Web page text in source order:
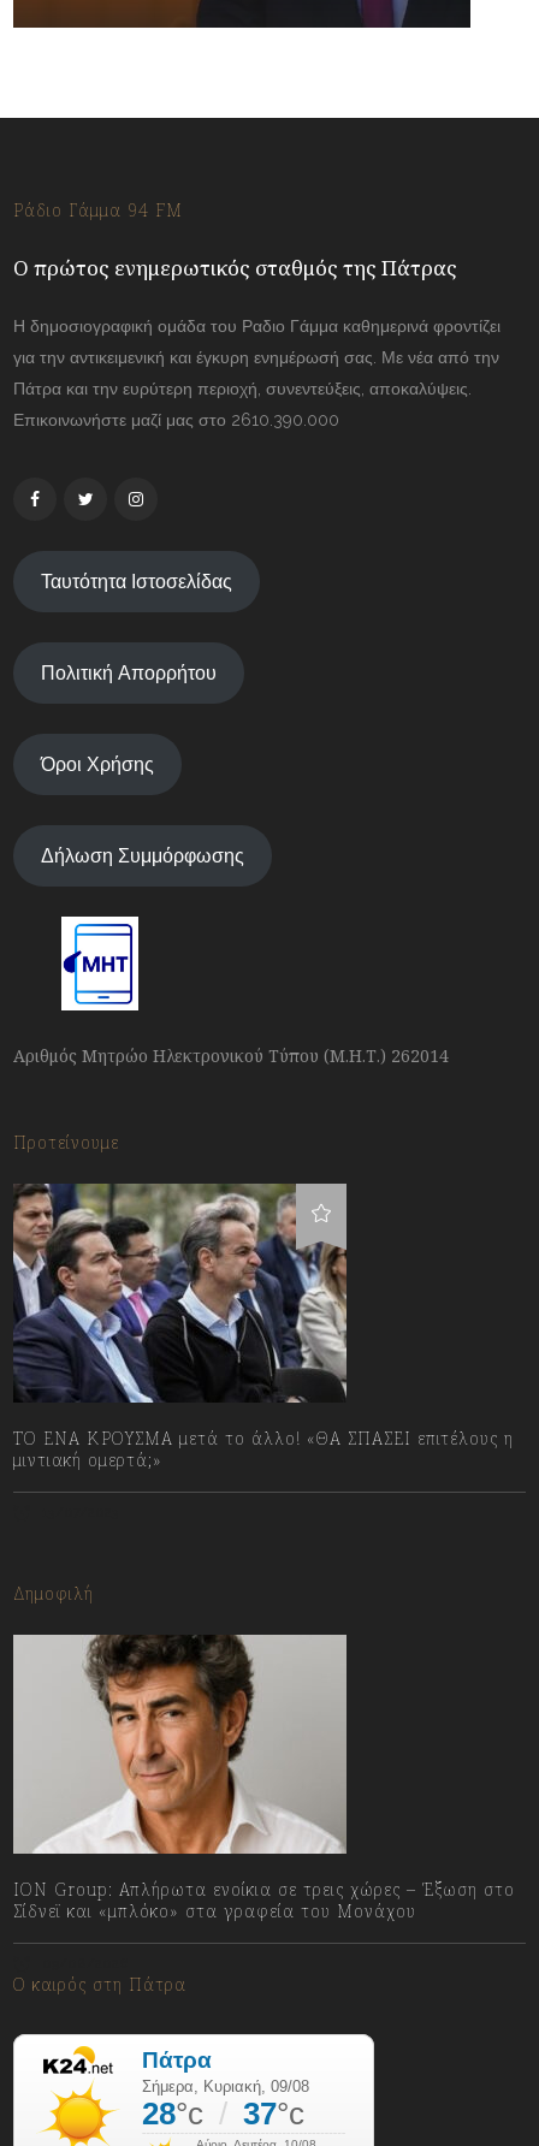
Ράδιο Γάμμα 94 FM
Ο πρώτος ενημερωτικός σταθμός της Πάτρας
Η δημοσιογραφική ομάδα του Ραδιο Γάμμα καθημερινά φροντίζει
για την αντικειμενική και έγκυρη ενημέρωσή σας. Με νέα από την
Πάτρα και την ευρύτερη περιοχή, συνεντεύξεις, αποκαλύψεις.
Επικοινωνήστε μαζί μας στο 2610.390.000
Ταυτότητα Ιστοσελίδας
Πολιτική Απορρήτου
Όροι Χρήσης
Δήλωση Συμμόρφωσης
Αριθμός Μητρώο Ηλεκτρονικού Τύπου (Μ.Η.Τ.) 262014
Προτείνουμε
ΤΟ ΕΝΑ ΚΡΟΥΣΜΑ μετά το άλλο! «ΘΑ ΣΠΑΣΕΙ επιτέλους η
μιντιακή ομερτά;»
Δημοφιλή
ION Group: Απλήρωτα ενοίκια σε τρεις χώρες – Έξωση στο
Σίδνεϊ και «μπλόκο» στα γραφεία του Μονάχου
Ο καιρός στη Πάτρα